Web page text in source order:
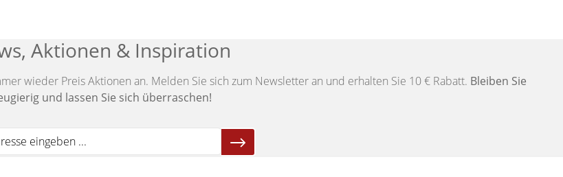
Aktionen & Inspiration
wieder Preis Aktionen an. Melden Sie sich zum Newsletter an und erhalten Sie 10 € Rabatt. Bleiben Sie
und lassen Sie sich überraschen!